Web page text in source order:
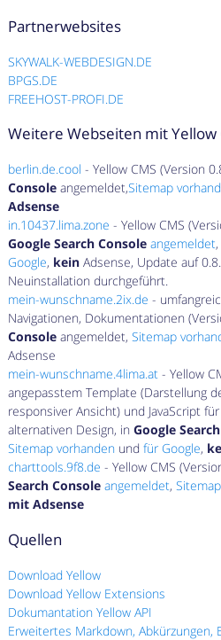
Partnerwebsites
SKYWALK-WEBDESIGN.DE
BPGS.DE
FREEHOST-PROFI.DE
Weitere Webseiten mit Yellow
berlin.de.cool - Yellow CMS (Version
Console angemeldet,Sitemap
Adsense
in.10437.lima.zone - Yellow CMS
Google Search Console angemeldet
Google, kein Adsense, Update auf
Neuinstallation durchgeführt.
mein-wunschname.2ix.de -
Navigationen, Dokumentationen
Console angemeldet,Sitemap
Adsense
mein-wunschname.4lima.at - Yellow
angepasstem Template (Darstellung
responsiver Ansicht) und JavaScript
alternativen Design, inGoogle
Sitemap vorhanden undfür Google,
charttools.9f8.de - Yellow CMS
Search Console angemeldet,
mit Adsense
Quellen
Download Yellow
Download Yellow Extensions
Dokumantation Yellow API
Erweitertes Markdown, Abkürzungen,